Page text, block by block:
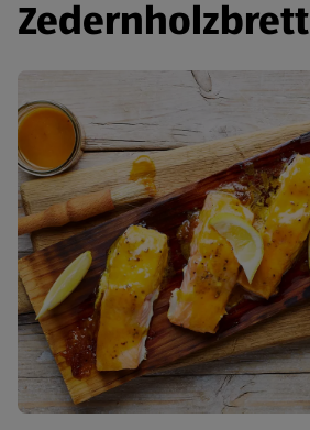
Zedernholzbrett